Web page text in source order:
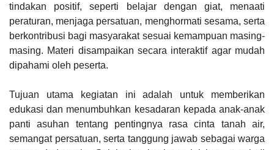
tindakan positif, seperti belajar dengan giat, menaati
peraturan, menjaga persatuan, menghormati sesama, serta
berkontribusi bagi masyarakat sesuai kemampuan masing-
masing. Materi disampaikan secara interaktif agar mudah
dipahami oleh peserta.
Tujuan utama kegiatan ini adalah untuk memberikan
edukasi dan menumbuhkan kesadaran kepada anak-anak
panti asuhan tentang pentingnya rasa cinta tanah air,
semangat persatuan, serta tanggung jawab sebagai warga